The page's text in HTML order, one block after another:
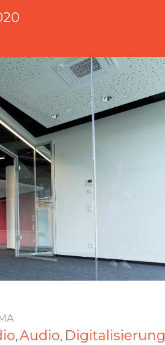
, Audio, Digitalisierung